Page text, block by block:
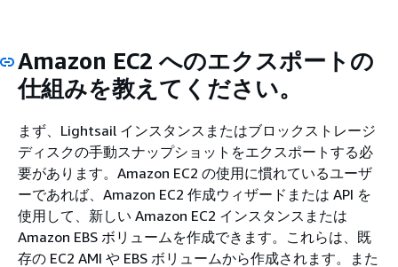
Amazon EC2 へのエクスポートの
仕組みを教えてください。
まず、Lightsail インスタンスまたはブロックストレージ
ディスクの手動スナップショットをエクスポートする必
要があります。Amazon EC2 の使用に慣れているユーザ
ーであれば、Amazon EC2 作成ウィザードまたは API を
使用して、新しい Amazon EC2 インスタンスまたは
Amazon EBS ボリュームを作成できます。これらは、既
存の EC2 AMI や EBS ボリュームから作成されます。また